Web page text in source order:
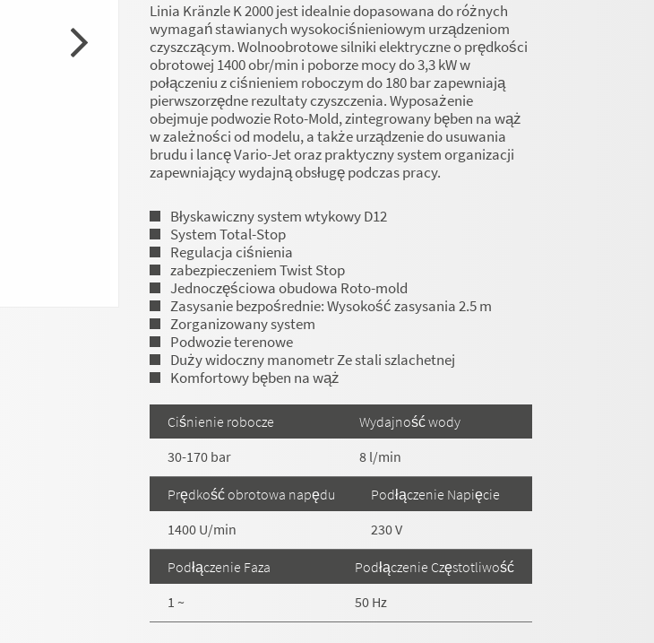
Linia Kränzle K 2000 jest idealnie dopasowana do różnych
wymagań stawianych wysokociśnieniowym urządzeniom
czyszczącym. Wolnoobrotowe silniki elektryczne o prędkości
obrotowej 1400 obr/min i poborze mocy do 3,3 kW w
połączeniu z ciśnieniem roboczym do 180 bar zapewniają
pierwszorzędne rezultaty czyszczenia. Wyposażenie
obejmuje podwozie Roto-Mold, zintegrowany bęben na wąż
w zależności od modelu, a także urządzenie do usuwania
brudu i lancę Vario-Jet oraz praktyczny system organizacji
zapewniający wydajną obsługę podczas pracy.
Błyskawiczny system wtykowy D12
System Total-Stop
Regulacja ciśnienia
zabezpieczeniem Twist Stop
Jednoczęściowa obudowa Roto-mold
Zasysanie bezpośrednie: Wysokość zasysania 2.5 m
Zorganizowany system
Podwozie terenowe
Duży widoczny manometr Ze stali szlachetnej
Komfortowy bęben na wąż
Ciśnienie robocze
30-170 bar
Wydajność wody
8 l/min
Prędkość obrotowa napędu
1400 U/min
Podłączenie Napięcie
230 V
Podłączenie Faza
1 ~
Podłączenie Częstotliwość
50 Hz